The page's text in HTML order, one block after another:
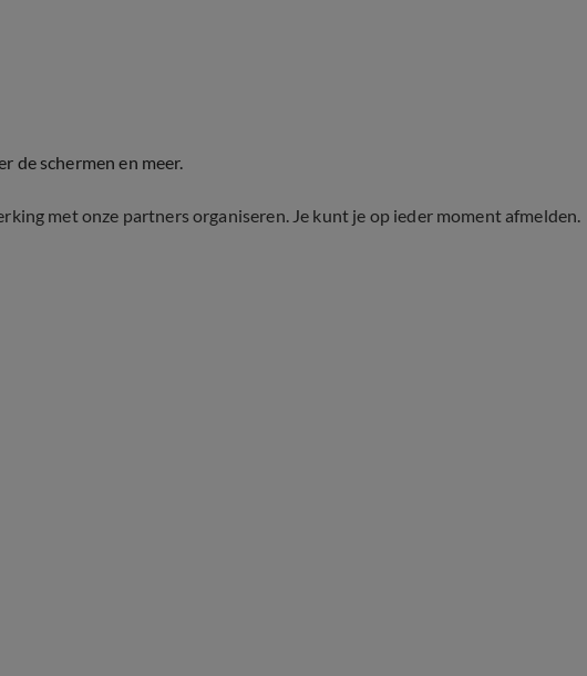
de schermen en meer.
met onze partners organiseren. Je kunt je op ieder moment afmelden.